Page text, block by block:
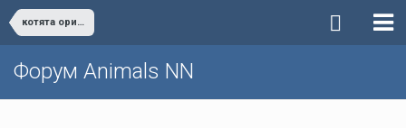
котята ориенталы ВСЕ ОТДАНЫ
Форум Animals NN